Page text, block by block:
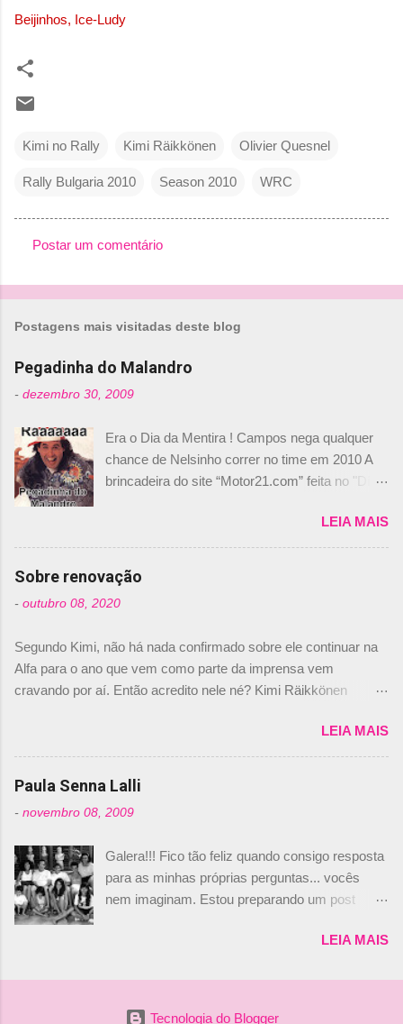
Beijinhos, Ice-Ludy
Kimi no Rally Kimi Räikkönen Olivier Quesnel
Rally Bulgaria 2010 Season 2010 WRC
o
n
t
r
i
o
Postar um comentário
Postagens mais visitadas deste blog
Pegadinha do Malandro
- dezembro 30, 2009
Era o Dia da Mentira ! Campos nega qualquer
chance de Nelsinho correr no time em 2010 A
brincadeira do site “Motor21.com” feita no "Día
de abril –, afirmando que Nelson Piquet havia
comprado 15% das ações da Campos, dando,
com isso, um lugar no time a Nelsinho Piquet,
foi esclarecida de uma vez por todas por
Daniele Audetto, diretor da escuderia. O
não será o companheiro de Bruno Senna em
2010. "Na verdade, nós recebemos uma oferta
de Piquet", admitiu Audetto. “Mas depois de ter
dois brasileiros”, explicou, dizendo ainda que
não tem nada contra o filho do tricampeão
Nelson Piquet. “Ele é um bom piloto, rápido e
experiente.” Audetto disse ainda que a suposta
não corresponde à realidade. “O suposto 15%
de investimento seria menor do que aquilo que
outros pilotos podem trazer: italianos, r...
LEIA MAIS
Sobre renovação
- outubro 08, 2020
Segundo Kimi, não há nada confirmado sobre ele continuar na
Alfa para o ano que vem como parte da imprensa vem
cravando por aí. Então acredito nele né? Kimi Räikkönen
truth but I’ve never had an option in my contract so that’s
should, pretty much, tell you that it’s not true." #Kimi7 #EifelGP
#AlfaRomeoRacing pic.twitter.com/77EDVn39Ia — Kimi
Romain falando sobre o fato do Iceman estar há tantos anos na
@RGrosjean ! #EifelGP 🇩🇪 #F1
pic.twitter.com/GSAu1LWnwW — Formula 1 (@F1) October 8,
2020 Beijinhos, Ludy
LEIA MAIS
Paula Senna Lalli
- novembro 08, 2009
Galera!!! Fico tão feliz quando consigo resposta
para as minhas próprias perguntas... vocês
nem imaginam. Estou preparando um post
nunca falei sobre ela, aqui no Octeto. No meio
aqui: Na época, rendeu um burburinho, porque
LEIA MAIS
Tecnologia do Blogger